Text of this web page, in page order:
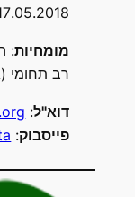
28.12.2019-14.07.2020
מומחיות:
רב תחומי (BA)
דוא"ל:
פייסבוק: